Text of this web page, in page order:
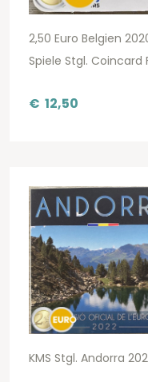
2,50 Euro Belgien
Spiele Stgl. Coincard
€ 12,50
KMS Stgl. Andorra